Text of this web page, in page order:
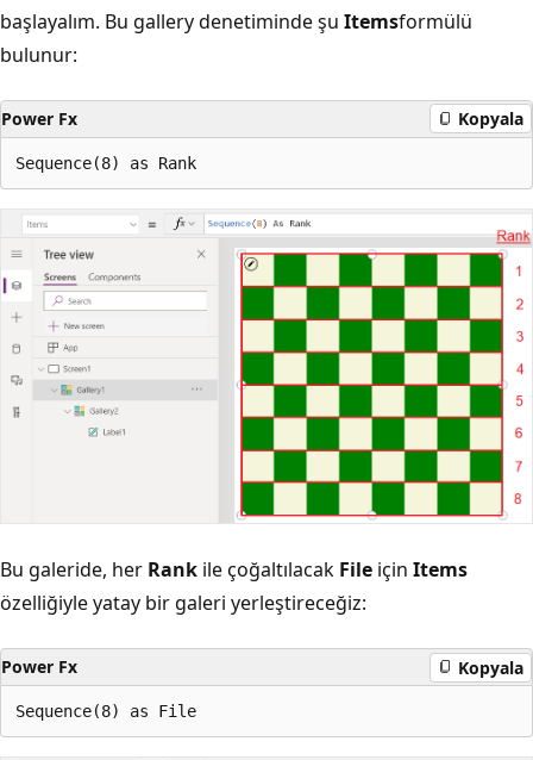
başlayalım. Bu gallery denetiminde şu Itemsformülü
bulunur:
Power Fx Kopyala
Bu galeride, her Rank ile çoğaltılacak File için Items
özelliğiyle yatay bir galeri yerleştireceğiz:
Power Fx Kopyala